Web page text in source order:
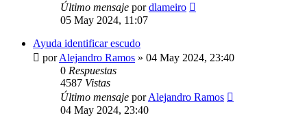
Último mensaje pordlameiro
05 May 2024, 11:07
Ayuda identificar escudo
porAlejandro Ramos » 04 May 2024, 23:40
0 Respuestas
4587 Vistas
Último mensaje porAlejandro Ramos
04 May 2024, 23:40